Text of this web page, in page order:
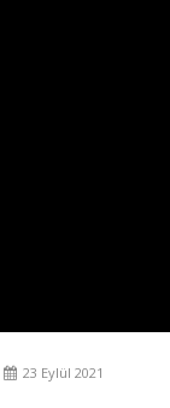
23 Eylül 2021